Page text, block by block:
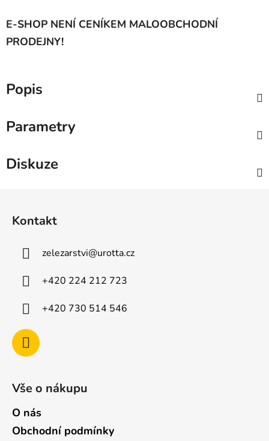
E-SHOP NENÍ CENÍKEM MALOOBCHODNÍ
PRODEJNY!
Popis
Parametry
Diskuze
Kontakt
zelezarstvi@urotta.cz
+420 224 212 723
+420 730 514 546
Vše o nákupu
O nás
Obchodní podmínky